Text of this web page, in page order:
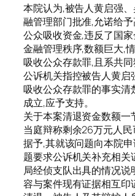
本院认为,被告人黄启强
融管理部门批准,允诺给
公众吸收资金,违反了国
金融管理秩序,数额巨大,
吸收公众存款罪,且系共同
公诉机关指控被告人黄
吸收公众存款罪的事实清
成立,应予支持。
关于本案清退资金数额
当庭辩称剩余26万元人
据予,其就该问题向本院
题要求公诉机关补充相
局经侦支队出具的情况
容与案件现有证据相互